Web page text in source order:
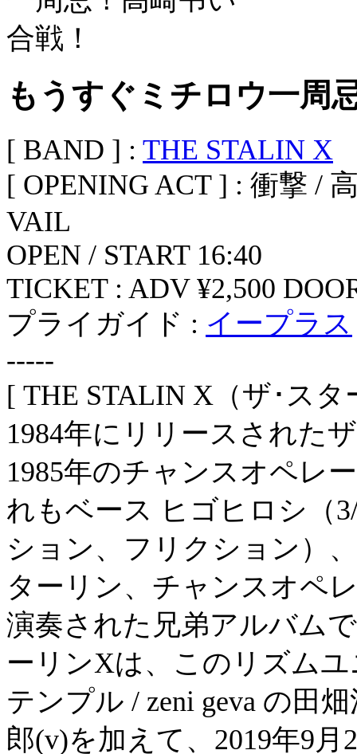
もうすぐミチロウ一周
[ BAND ] : THE STALIN X
[ OPENING ACT ] : 衝撃 /
VAIL
OPEN / START 16:40
TICKET : ADV ¥2,500
プライガイド : イープラス
-----
[ THE STALIN X（ザ･ス
1984年にリリースされた
1985年のチャンスオペレ
れもベース ヒゴヒロシ（
ション、フリクション）
ターリン、チャンスオペ
演奏された兄弟アルバム
ーリンXは、このリズム
テンプル / zeni geva の田
郎(v)を加えて、2019年9